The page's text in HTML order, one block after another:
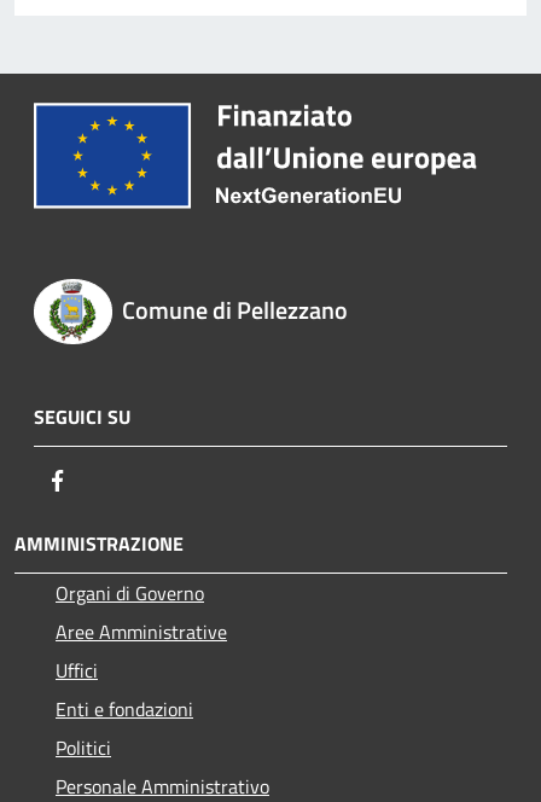
Comune di Pellezzano
SEGUICI SU
AMMINISTRAZIONE
Organi di Governo
Aree Amministrative
Uffici
Enti e fondazioni
Politici
Personale Amministrativo